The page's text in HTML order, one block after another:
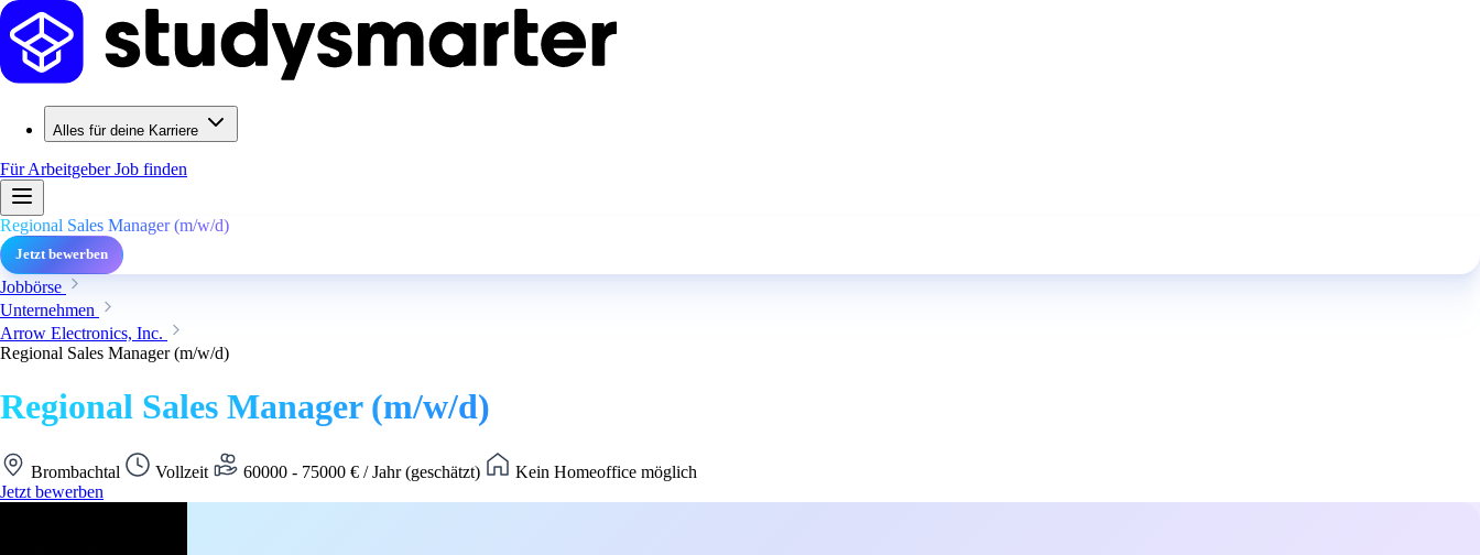
Alles für deine Karriere
Für ArbeitgeberJob finden
Regional Sales Manager (m/w/d)
Jetzt bewerben
Jobbörse
Unternehmen
Arrow Electronics, Inc.
Regional Sales Manager (m/w/d)
Regional Sales Manager (m/w/d)
Brombachtal Vollzeit 60000 - 75000 € / Jahr (geschätzt)
Kein Homeoffice möglich
Jetzt bewerben